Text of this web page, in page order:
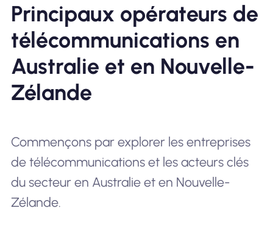
Principaux opérateurs de
télécommunications en
Australie et en Nouvelle-
Zélande
Commençons par explorer les entreprises
de télécommunications et les acteurs clés
du secteur en Australie et en Nouvelle-
Zélande.